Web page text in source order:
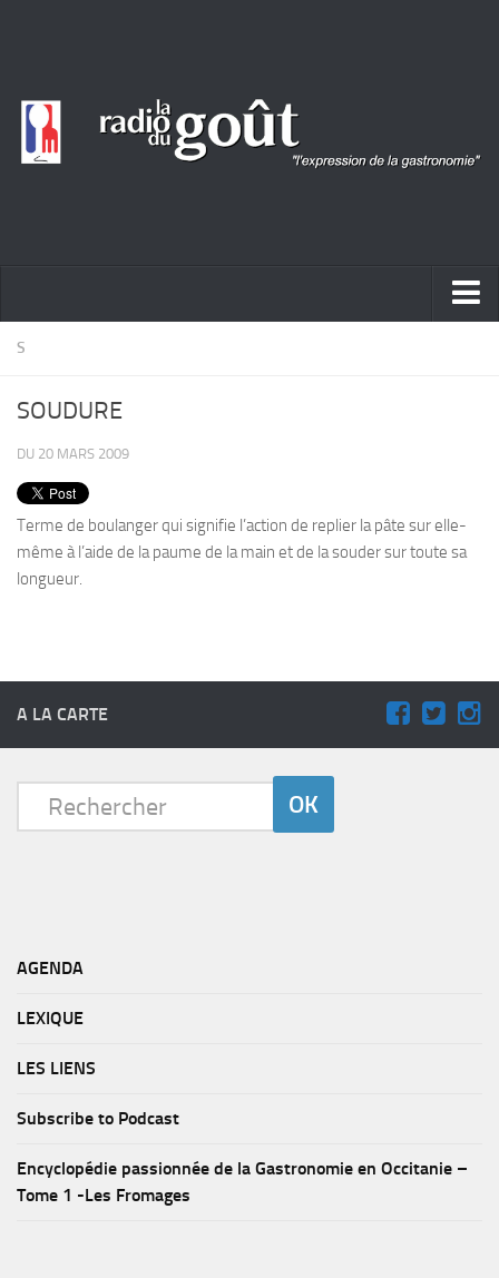
ACTUALITÉ
PRODUITS
RECETTES
Entrées
S
SOUDURE
DU 20 MARS 2009
Terme de boulanger qui signifie l’action de replier la pâte sur elle-
même à l’aide de la paume de la main et de la souder sur toute sa
longueur.
A LA CARTE
AGENDA
LEXIQUE
LES LIENS
Subscribe to Podcast
Encyclopédie passionnée de la Gastronomie en Occitanie –
Tome 1 -Les Fromages